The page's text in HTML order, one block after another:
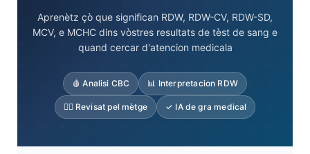
Aprenètz çò que significan RDW, RDW-CV, RDW-SD,
MCV, e MCHC dins vòstres resultats de tèst de sang e
quand cercar d'atencion medicala
🩸 Analisi CBC 📊 Interpretacion RDW
👨‍⚕️ Revisat pel mètge ✓ IA de gra medical